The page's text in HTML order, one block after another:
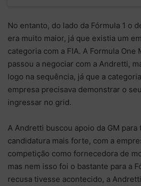
No entanto, do lado da Fórmula 1 o
era muito maior, já que existia um
categoria com a FIA. A Formula One
passou a negociar com a Andretti,
logo na sequência, já que a
empresa precisava demonstrar o
ingressar no grid.
A Andretti buscou apoio da GM para
candidatura mais forte, com a
competição como fornecedora de
mas nem isso foi o bastante para a
recusa tivesse acontecido, a